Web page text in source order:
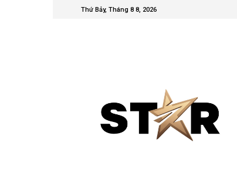
Thứ Bảy, Tháng 8 8, 2026